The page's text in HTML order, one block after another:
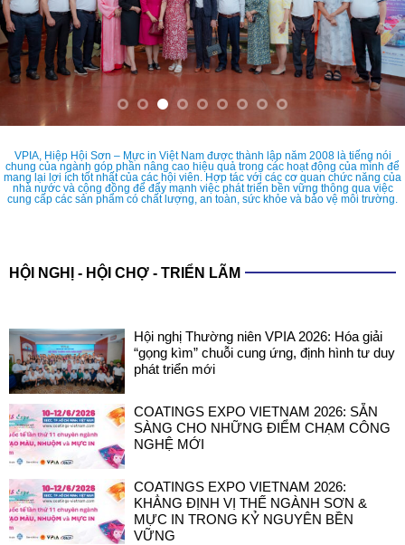
VPIA, Hiệp Hội Sơn – Mực in Việt Nam được thành lập năm 2008 là tiếng nói
chung của ngành góp phần nâng cao hiệu quả trong các hoạt động của mình để
mang lại lợi ích tốt nhất của các hội viên. Hợp tác với các cơ quan chức năng của
nhà nước và cộng đồng để đẩy mạnh việc phát triển bền vững thông qua việc
cung cấp các sản phẩm có chất lượng, an toàn, sức khỏe và bảo vệ môi trường.
HỘI NGHỊ - HỘI CHỢ - TRIỂN LÃM
Hội nghị Thường niên VPIA 2026: Hóa giải
“gọng kìm” chuỗi cung ứng, định hình tư duy
phát triển mới
COATINGS EXPO VIETNAM 2026: SẴN
SÀNG CHO NHỮNG ĐIỂM CHẠM CÔNG
NGHỆ MỚI
COATINGS EXPO VIETNAM 2026:
KHẲNG ĐỊNH VỊ THẾ NGÀNH SƠN &
MỰC IN TRONG KỶ NGUYÊN BỀN
VỮNG